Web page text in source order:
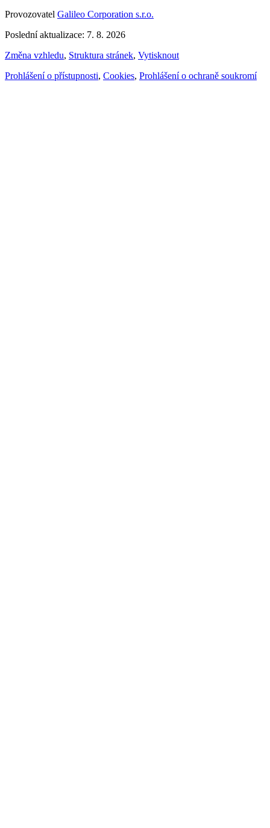
Provozovatel Galileo Corporation s.r.o.
Poslední aktualizace: 7. 8. 2026
Změna vzhledu, Struktura stránek, Vytisknout
Prohlášení o přístupnosti, Cookies, Prohlášení o ochraně soukromí